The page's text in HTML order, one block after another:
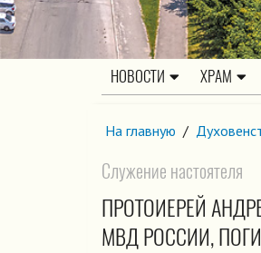
НОВОСТИ ХРАМ
На главную /
Служение настоятеля
ПРОТОИЕРЕЙ
МВД РОССИИ,